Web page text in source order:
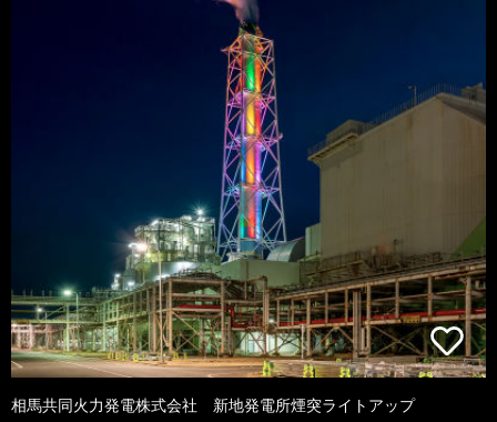
相馬共同火力発電株式会社 新地発電所煙突ライトアップ